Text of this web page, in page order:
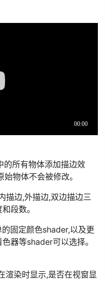
的所有物体添加描边效
物体不会被修改。
描边,外描边,双边描边三
段数。
固定颜色shader,以及更
器等shader可以选择。
渲染时显示,是否在视窗显